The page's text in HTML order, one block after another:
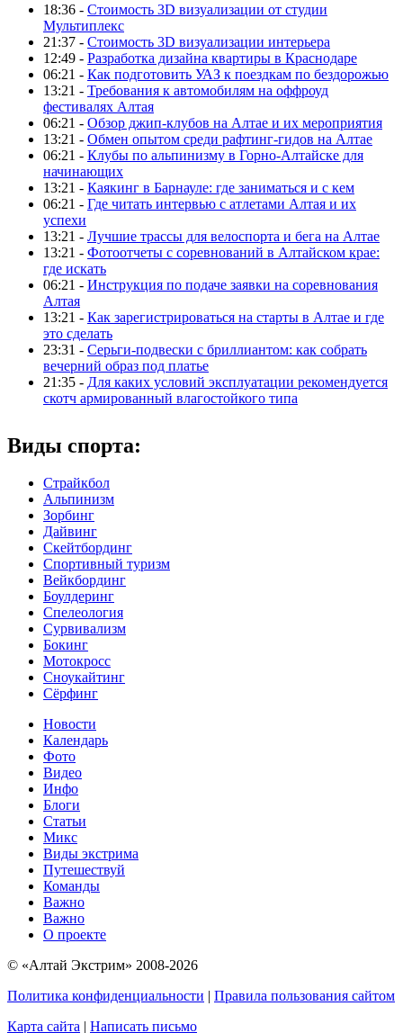
18:36 - Стоимость 3D визуализации от студии
Мультиплекс
21:37 - Стоимость 3D визуализации интерьера
12:49 - Разработка дизайна квартиры в Краснодаре
06:21 - Как подготовить УАЗ к поездкам по бездорожью
13:21 - Требования к автомобилям на оффроуд
фестивалях Алтая
06:21 - Обзор джип-клубов на Алтае и их мероприятия
13:21 - Обмен опытом среди рафтинг-гидов на Алтае
06:21 - Клубы по альпинизму в Горно-Алтайске для
начинающих
13:21 - Каякинг в Барнауле: где заниматься и с кем
06:21 - Где читать интервью с атлетами Алтая и их
успехи
13:21 - Лучшие трассы для велоспорта и бега на Алтае
13:21 - Фотоотчеты с соревнований в Алтайском крае:
где искать
06:21 - Инструкция по подаче заявки на соревнования
Алтая
13:21 - Как зарегистрироваться на старты в Алтае и где
это сделать
23:31 - Серьги-подвески с бриллиантом: как собрать
вечерний образ под платье
21:35 - Для каких условий эксплуатации рекомендуется
скотч армированный влагостойкого типа
Виды спорта:
Страйкбол
Альпинизм
Зорбинг
Дайвинг
Скейтбординг
Спортивный туризм‎
Вейкбординг
Боулдеринг
Спелеология
Сурвивализм
Бокинг
Мотокросс
Сноукайтинг
Сёрфинг
Новости
Календарь
Фото
Видео
Инфо
Блоги
Статьи
Микс
Виды экстрима
Путешествуй
Команды
Важно
Важно
О проекте
© «Алтай Экстрим» 2008-2026
Политика конфиденциальности | Правила пользования сайтом
Карта сайта | Написать письмо